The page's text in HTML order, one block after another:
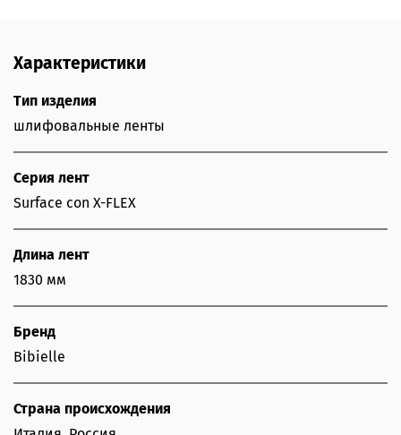
Характеристики
Тип изделия
шлифовальные ленты
Серия лент
Surface con X-FLEX
Длина лент
1830 мм
Бренд
Bibielle
Страна происхождения